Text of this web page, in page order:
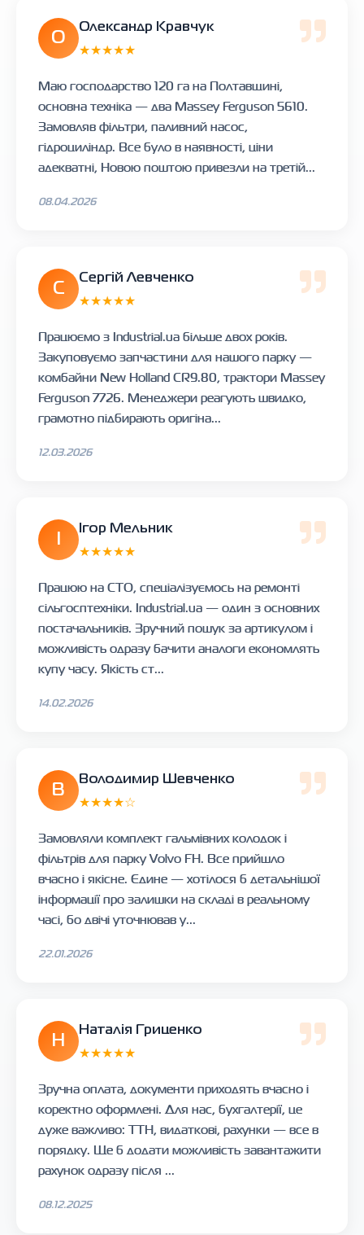
О
Олександр Кравчук
★★★★★
Маю господарство 120 га на Полтавщині,
основна техніка — два Massey Ferguson 5610.
Замовляв фільтри, паливний насос,
гідроциліндр. Все було в наявності, ціни
адекватні, Новою поштою привезли на третій...
08.04.2026
С
Сергій Левченко
★★★★★
Працюємо з Industrial.ua більше двох років.
Закуповуємо запчастини для нашого парку —
комбайни New Holland CR9.80, трактори Massey
Ferguson 7726. Менеджери реагують швидко,
грамотно підбирають оригіна...
12.03.2026
Ігор Мельник
★★★★★
Працюю на СТО, спеціалізуємось на ремонті
сільгосптехніки. Industrial.ua — один з основних
постачальників. Зручний пошук за артикулом і
можливість одразу бачити аналоги економлять
купу часу. Якість ст...
14.02.2026
В
Володимир Шевченко
★★★★☆
Замовляли комплект гальмівних колодок і
фільтрів для парку Volvo FH. Все прийшло
вчасно і якісне. Єдине — хотілося б детальнішої
інформації про залишки на складі в реальному
часі, бо двічі уточнював у...
22.01.2026
Н
Наталія Гриценко
★★★★★
Зручна оплата, документи приходять вчасно і
коректно оформлені. Для нас, бухгалтерії, це
дуже важливо: ТТН, видаткові, рахунки — все в
порядку. Ще б додати можливість завантажити
рахунок одразу після ...
08.12.2025